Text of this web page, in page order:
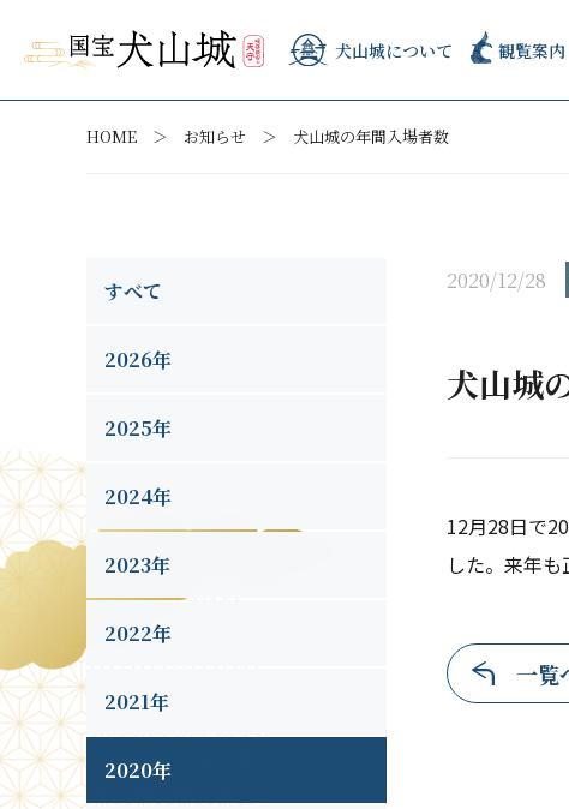
犬山城について 観覧案内
HOME お知らせ 犬山城の年間入場者数
すべて
2026年
2025年
2024年
2023年
2022年
2021年
2020年
2020/12/28
犬山城
12月28日で
した。来年
一覧